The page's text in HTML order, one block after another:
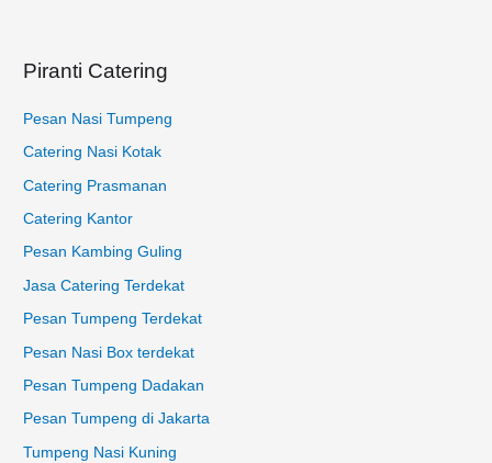
:
Piranti Catering
Pesan Nasi Tumpeng
Catering Nasi Kotak
Catering Prasmanan
Catering Kantor
Pesan Kambing Guling
Jasa Catering Terdekat
Pesan Tumpeng Terdekat
Pesan Nasi Box terdekat
Pesan Tumpeng Dadakan
Pesan Tumpeng di Jakarta
Tumpeng Nasi Kuning